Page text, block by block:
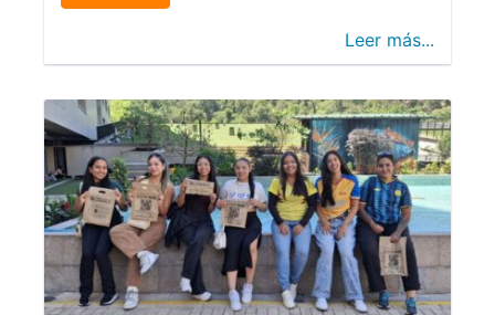
Leer más...